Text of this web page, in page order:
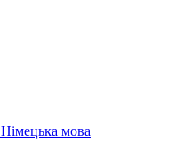
Німецька мова